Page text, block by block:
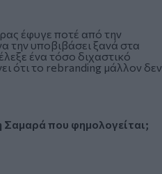
έφυγε ποτέ από την
την υποβιβάσει ξανά στα
ένα τόσο διχαστικό
ότι το rebranding μάλλον δεν
Σαμαρά που φημολογείται;